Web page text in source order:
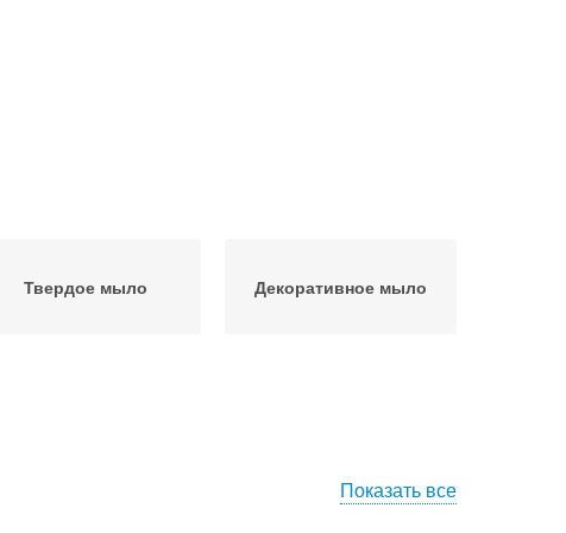
Твердое мыло Декоративное мыло
Показать все